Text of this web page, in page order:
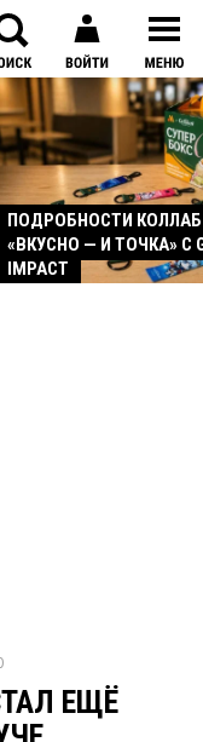
ПОДРОБНОСТИ
«ВКУСНО — И ТОЧКА» С
IMPACT
ЕЩЁ